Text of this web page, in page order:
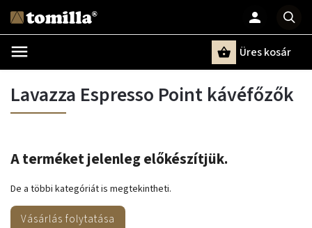
Üres kosár
Lavazza Espresso Point kávéfőzők
A terméket jelenleg előkészítjük.
De a többi kategóriát is megtekintheti.
Vásárlás folytatása